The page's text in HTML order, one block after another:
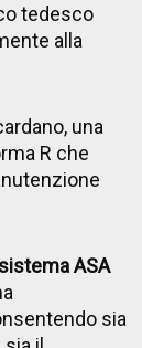
tedesco
alla
una
R che
ASA
sia